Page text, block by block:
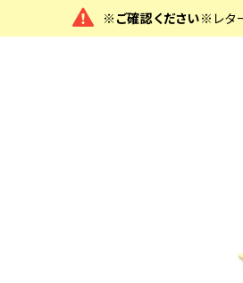
※ご確認ください※ レタ